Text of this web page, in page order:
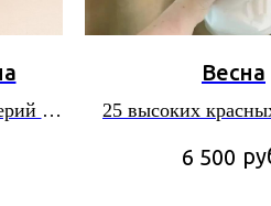
в
Весна
25 высоких
6 500